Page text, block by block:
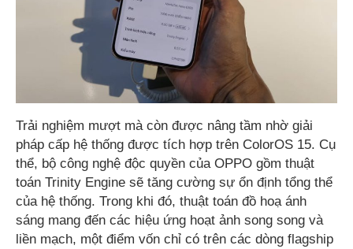
Trải nghiệm mượt mà còn được nâng tầm nhờ giải
pháp cấp hệ thống được tích hợp trên ColorOS 15. Cụ
thể, bộ công nghệ độc quyền của OPPO gồm thuật
toán Trinity Engine sẽ tăng cường sự ổn định tổng thể
của hệ thống. Trong khi đó, thuật toán đồ hoạ ánh
sáng mang đến các hiệu ứng hoạt ảnh song song và
liền mạch, một điểm vốn chỉ có trên các dòng flagship